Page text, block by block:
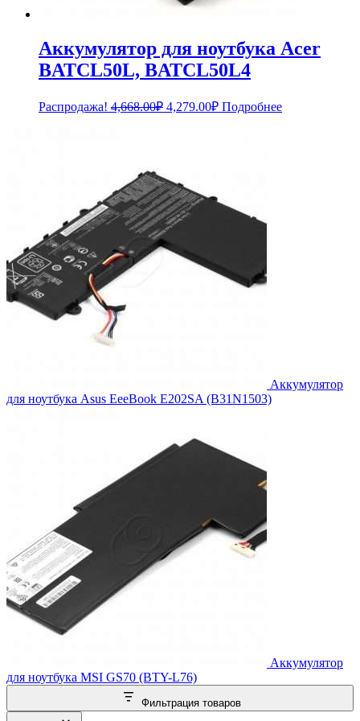
Аккумулятор для ноутбука Acer
BATCL50L, BATCL50L4
Распродажа! 4,668.00₽ Первоначальная
4,279.00₽Текущая
цена:
Подробнее
Аккумулятор
для ноутбука Asus EeeBook E202SA (B31N1503)
Аккумулятор
для ноутбука MSI GS70 (BTY-L76)
Фильтрация товаров